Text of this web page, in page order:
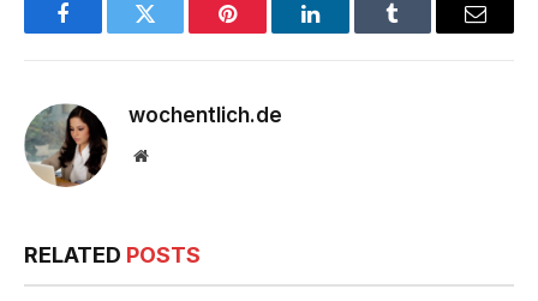
FacebookTwitter Pinterest LinkedInTumblr Email
wochentlich.de
Website
RELATED POSTS